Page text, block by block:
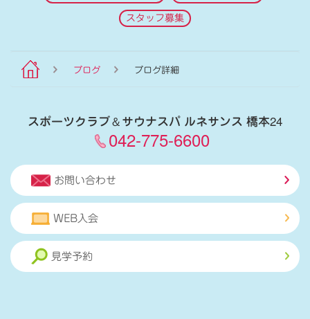
スタッフ募集
ブログ ブログ詳細
スポーツクラブ＆サウナスパ ルネサンス 橋本24
042-775-6600
お問い合わせ
WEB入会
見学予約